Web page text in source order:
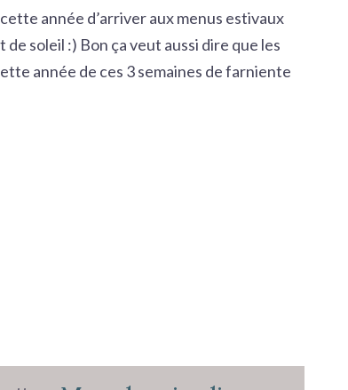
année d’arriver aux menus estivaux
soleil :) Bon ça veut aussi dire que les
année de ces 3 semaines de farniente